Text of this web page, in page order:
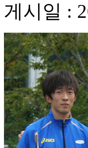
게시일 :